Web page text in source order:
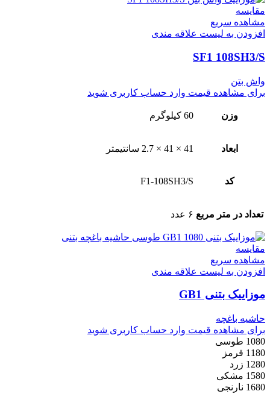
مقایسه
مشاهده سریع
افزودن به لیست علاقه مندی
SF1 108SH3/S
واش بتن
برای مشاهده قیمت وارد حساب کاربری شوید
وزن 60 کیلوگرم
ابعاد 41 × 41 × 2.7 سانتیمتر
کد F1-108SH3/S
تعداد در متر مربع ۶ عدد
مقایسه
مشاهده سریع
افزودن به لیست علاقه مندی
موزاییک بتنی GB1
حاشیه باغچه
برای مشاهده قیمت وارد حساب کاربری شوید
1080 طوسی
1180 قرمز
1280 زرد
1580 مشکی
1680 نارنجی